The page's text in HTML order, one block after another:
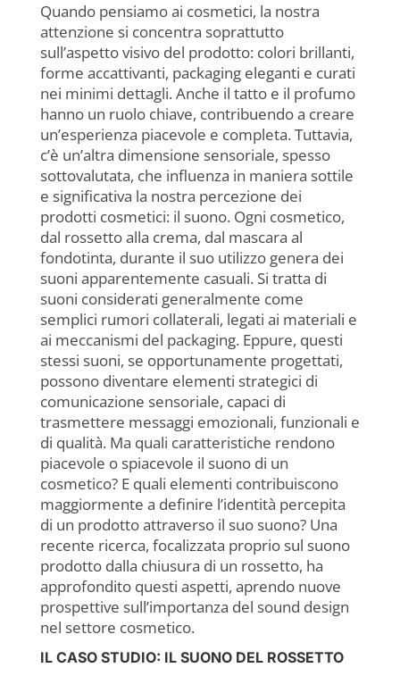
Quando pensiamo ai cosmetici, la nostra
attenzione si concentra soprattutto
sull’aspetto visivo del prodotto: colori brillanti,
forme accattivanti, packaging eleganti e curati
nei minimi dettagli. Anche il tatto e il profumo
hanno un ruolo chiave, contribuendo a creare
un’esperienza piacevole e completa. Tuttavia,
c’è un’altra dimensione sensoriale, spesso
sottovalutata, che influenza in maniera sottile
e significativa la nostra percezione dei
prodotti cosmetici: il suono. Ogni cosmetico,
dal rossetto alla crema, dal mascara al
fondotinta, durante il suo utilizzo genera dei
suoni apparentemente casuali. Si tratta di
suoni considerati generalmente come
semplici rumori collaterali, legati ai materiali e
ai meccanismi del packaging. Eppure, questi
stessi suoni, se opportunamente progettati,
possono diventare elementi strategici di
comunicazione sensoriale, capaci di
trasmettere messaggi emozionali, funzionali e
di qualità. Ma quali caratteristiche rendono
piacevole o spiacevole il suono di un
cosmetico? E quali elementi contribuiscono
maggiormente a definire l’identità percepita
di un prodotto attraverso il suo suono? Una
recente ricerca, focalizzata proprio sul suono
prodotto dalla chiusura di un rossetto, ha
approfondito questi aspetti, aprendo nuove
prospettive sull’importanza del sound design
nel settore cosmetico.
IL CASO STUDIO: IL SUONO DEL ROSSETTO